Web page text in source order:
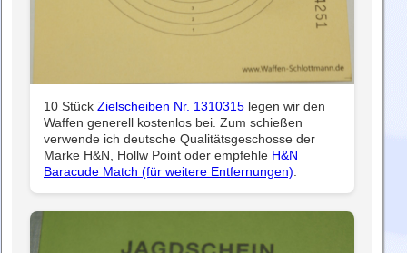
10 Stück Zielscheiben Nr. 1310315 legen wir den
Waffen generell kostenlos bei. Zum schießen
verwende ich deutsche Qualitätsgeschosse der
Marke H&N, Hollw Point oder empfehle H&N
Baracude Match (für weitere Entfernungen).